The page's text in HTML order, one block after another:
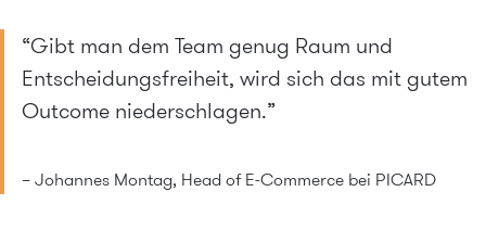
“Gibt man dem Team genug Raum und
Entscheidungsfreiheit, wird sich das mit gutem
Outcome niederschlagen.”
– Johannes Montag, Head of E-Commerce bei PICARD